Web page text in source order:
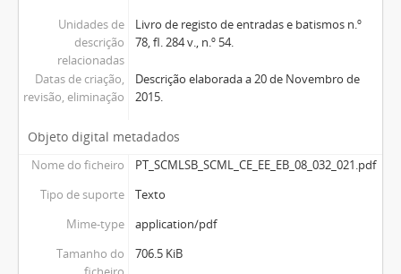
Unidades de
descrição
relacionadas
Livro de registo de entradas e batismos n.º
78, fl. 284 v., n.º 54.
Datas de criação,
revisão, eliminação
Descrição elaborada a 20 de Novembro de
2015.
Objeto digital metadados
Nome do ficheiro
PT_SCMLSB_SCML_CE_EE_EB_08_032_021.pdf
Tipo de suporte
Texto
Mime-type
application/pdf
Tamanho do
706.5 KiB